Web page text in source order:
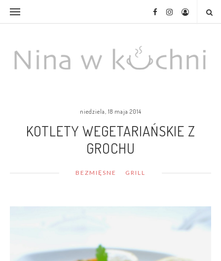
niedziela, 18 maja 2014
KOTLETY WEGETARIAŃSKIE Z
GROCHU
BEZMIĘSNE GRILL